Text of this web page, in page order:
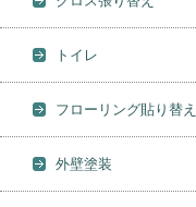
トイレ
フローリング貼り替え
外壁塗装